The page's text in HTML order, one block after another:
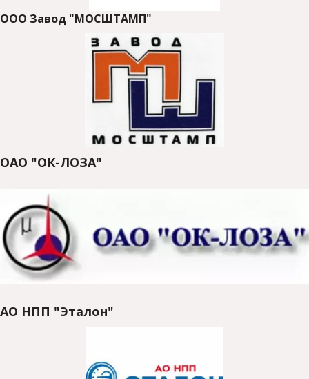
ООО Завод "МОСШТАМП"
ОАО "ОК-ЛОЗА"
АО НПП "Эталон"